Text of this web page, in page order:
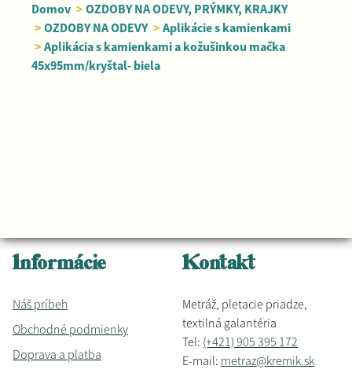
Domov > OZDOBY NA ODEVY, PRÝMKY, KRAJKY
> OZDOBY NA ODEVY > Aplikácie s kamienkami
> Aplikácia s kamienkami a kožušinkou mačka
45x95mm/kryštal- biela
Informácie
Náš príbeh
Obchodné podmienky
Doprava a platba
Kontakt
Metráž, pletacie priadze,
textilná galantéria
Tel: (+421) 905 395 172
E-mail: metraz@kremik.sk